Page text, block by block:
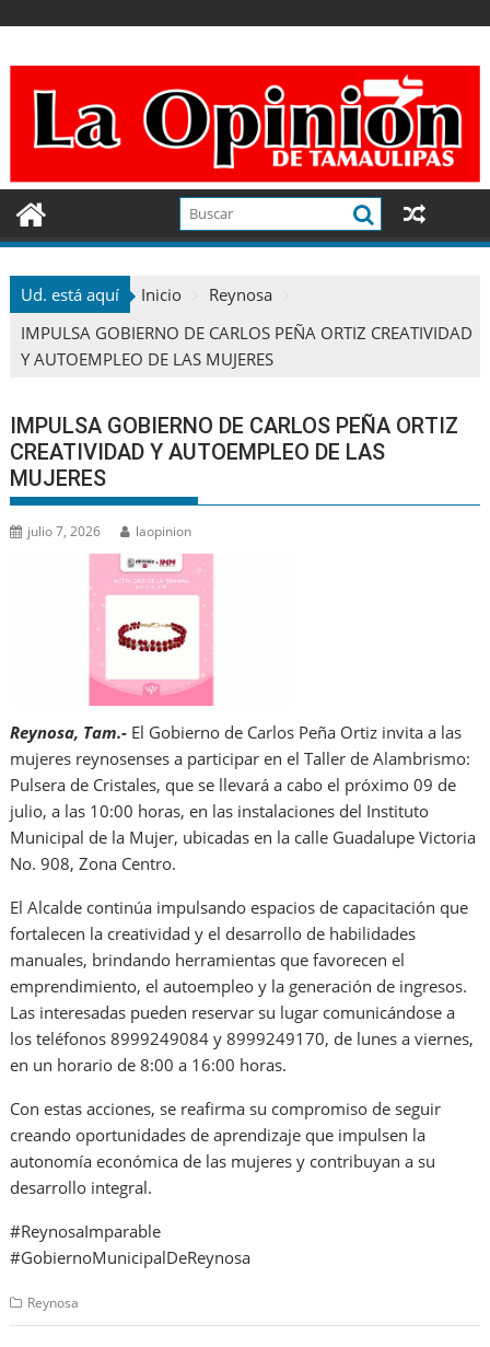
contenido
Ud. está aquí Inicio
Reynosa
IMPULSA GOBIERNO DE CARLOS PEÑA ORTIZ CREATIVIDAD
Y AUTOEMPLEO DE LAS MUJERES
IMPULSA GOBIERNO DE CARLOS PEÑA ORTIZ
CREATIVIDAD Y AUTOEMPLEO DE LAS
MUJERES
julio 7, 2026 laopinion
Reynosa, Tam.- El Gobierno de Carlos Peña Ortiz invita a las
mujeres reynosenses a participar en el Taller de Alambrismo:
Pulsera de Cristales, que se llevará a cabo el próximo 09 de
julio, a las 10:00 horas, en las instalaciones del Instituto
Municipal de la Mujer, ubicadas en la calle Guadalupe Victoria
No. 908, Zona Centro.
El Alcalde continúa impulsando espacios de capacitación que
fortalecen la creatividad y el desarrollo de habilidades
manuales, brindando herramientas que favorecen el
emprendimiento, el autoempleo y la generación de ingresos.
Las interesadas pueden reservar su lugar comunicándose a
los teléfonos 8999249084 y 8999249170, de lunes a viernes,
en un horario de 8:00 a 16:00 horas.
Con estas acciones, se reafirma su compromiso de seguir
creando oportunidades de aprendizaje que impulsen la
autonomía económica de las mujeres y contribuyan a su
desarrollo integral.
#ReynosaImparable
#GobiernoMunicipalDeReynosa
Reynosa